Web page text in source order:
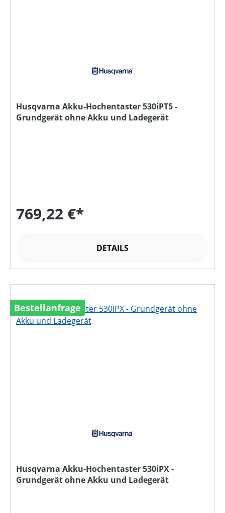
Husqvarna Akku-Hochentaster 530iPT5 -
Grundgerät ohne Akku und Ladegerät
769,22 €*
DETAILS
Bestellanfrage
Husqvarna Akku-Hochentaster 530iPX -
Grundgerät ohne Akku und Ladegerät